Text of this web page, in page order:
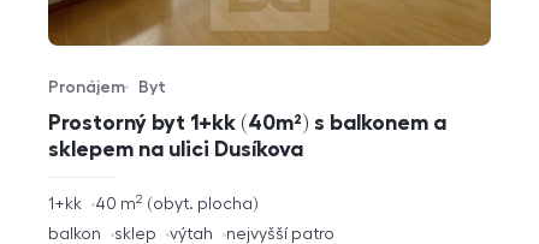
Prostorný byt 1+kk (40m²) s balkonem a
sklepem na ulici Dusíkova
Typ nabídky
Pronájem
Typ nemovitosti
Byt
rozměry
1+kk obyt. plocha
40 m2
funkce
balkon sklep výtah nejvyšší patro